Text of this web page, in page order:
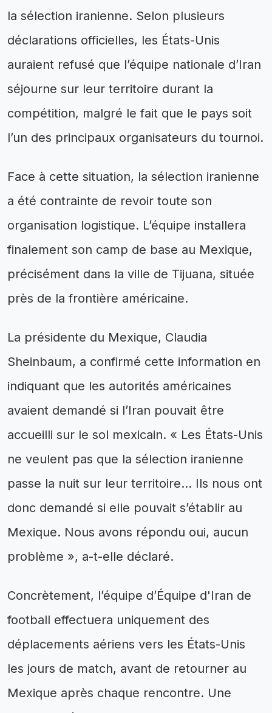
la sélection iranienne. Selon plusieurs
déclarations officielles, les États-Unis
auraient refusé que l’équipe nationale d’Iran
séjourne sur leur territoire durant la
compétition, malgré le fait que le pays soit
l’un des principaux organisateurs du tournoi.
Face à cette situation, la sélection iranienne
a été contrainte de revoir toute son
organisation logistique. L’équipe installera
finalement son camp de base au Mexique,
précisément dans la ville de Tijuana, située
près de la frontière américaine.
La présidente du Mexique, Claudia
Sheinbaum, a confirmé cette information en
indiquant que les autorités américaines
avaient demandé si l’Iran pouvait être
accueilli sur le sol mexicain. « Les États-Unis
ne veulent pas que la sélection iranienne
passe la nuit sur leur territoire… Ils nous ont
donc demandé si elle pouvait s’établir au
Mexique. Nous avons répondu oui, aucun
problème », a-t-elle déclaré.
Concrètement, l’équipe d’Équipe d'Iran de
football effectuera uniquement des
déplacements aériens vers les États-Unis
les jours de match, avant de retourner au
Mexique après chaque rencontre. Une